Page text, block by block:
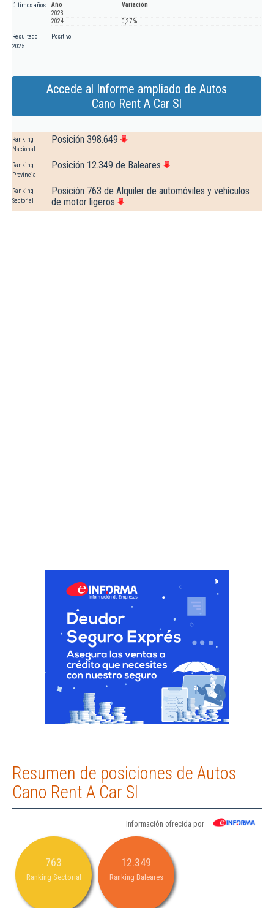
últimos años
Año
Variación
2023
2024
0,27 %
Resultado
2025
Positivo
Accede al Informe ampliado de Autos
Cano Rent A Car Sl
Ranking
Nacional
Posición 398.649
Ranking
Provincial
Posición 12.349 de Baleares
Ranking
Sectorial
Posición 763 de Alquiler de automóviles y vehículos
de motor ligeros
Resumen de posiciones de Autos
Cano Rent A Car Sl
Información ofrecida por
763
Ranking Sectorial
12.349
Ranking Baleares